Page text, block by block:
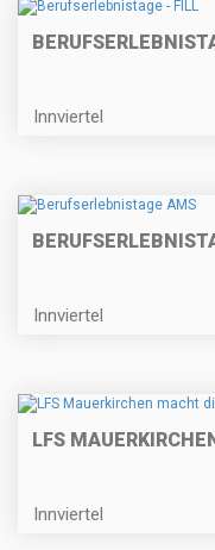
Innviertel
Innviertel
LFS
Innviertel